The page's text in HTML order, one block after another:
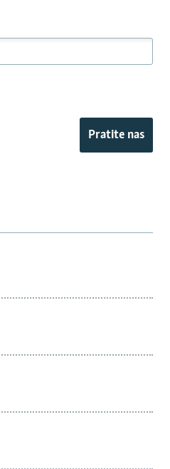
Pratite nas